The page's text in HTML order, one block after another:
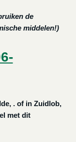
de
middelen!)
. of in Zuidlob,
met dit